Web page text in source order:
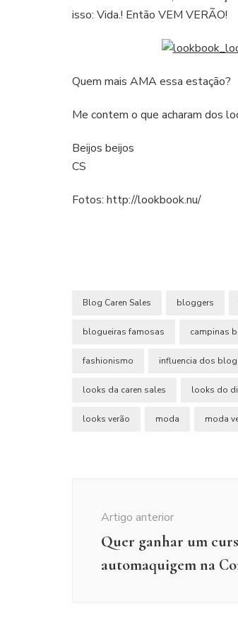
isso: Vida.! Então VEM VERÃO!
Quem mais AMA essa estação?
Me contem o que acharam dos
Beijos beijos
CS
Fotos: http://lookbook.nu/
Blog Caren Sales bloggers
blogueiras famosas campinas
fashionismo influencia dos
looks da caren sales looks do
looks verão moda moda
Artigo anterior
Quer ganhar um
automaquigem na